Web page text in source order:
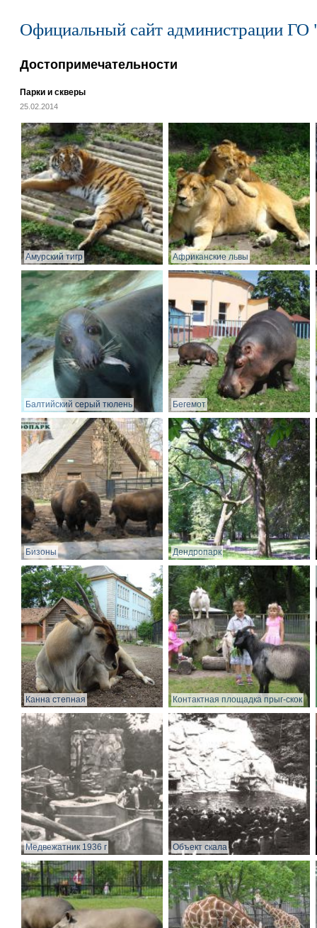
Официальный сайт администрации ГО
Достопримечательности
Парки и скверы
25.02.2014
Амурский тигр Африканские львы
Балтийский серый тюлень Бегемот
Бизоны Дендропарк
Канна степная Контактная площадка прыг-скок
Медвежатник 1936 г Объект скала